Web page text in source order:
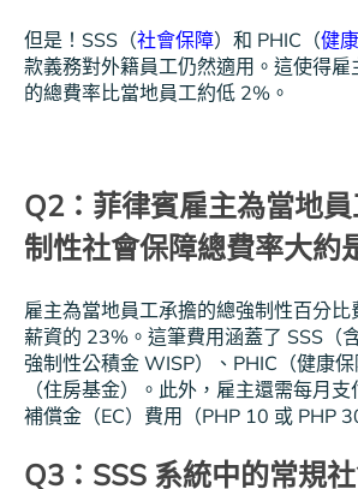
但是！SSS（社會保障）和 PHIC（健
款義務對外籍員工仍然適用。這使得
的總費率比當地員工約低 2%。
Q2：菲律賓雇主為當地
制性社會保障總費率大約
雇主為當地員工承擔的總強制性百分比
薪資的 23%。這筆費用涵蓋了 SSS（
強制性公積金 WISP）、PHIC（健康
（住房基金）。此外，雇主還需每月
補償金（EC）費用（PHP 10 或 PHP
Q3：SSS 系統中的常規